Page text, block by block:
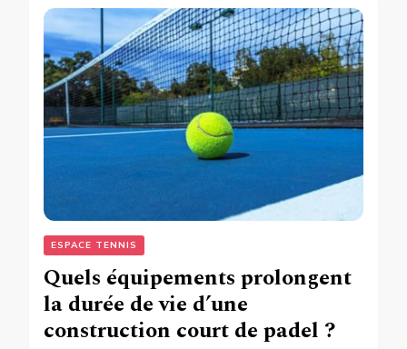
ESPACE TENNIS
Quels équipements prolongent
la durée de vie d’une
construction court de padel ?